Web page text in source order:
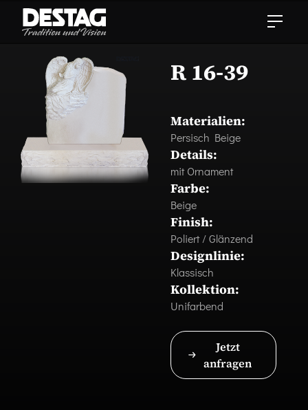
R 16-39
Materialien:
Persisch Beige
Details:
mit Ornament
Farbe:
Beige
Finish:
Poliert / Glänzend
Designlinie:
Klassisch
Kollektion:
Unifarbend
Jetzt
anfragen